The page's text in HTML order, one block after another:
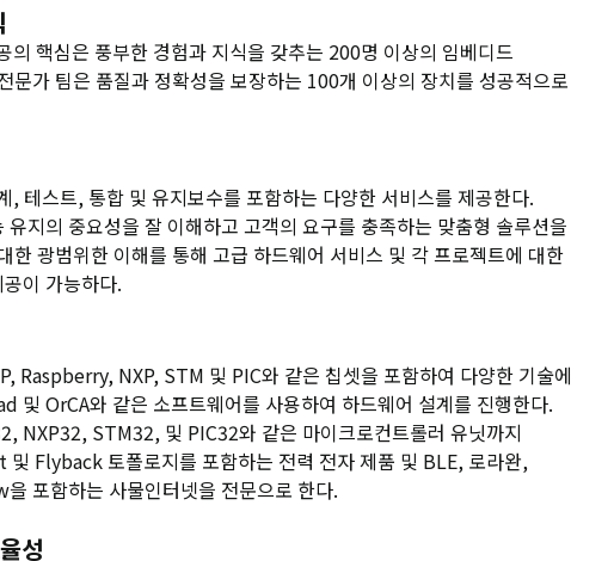
의 핵심은 풍부한 경험과 지식을 갖추는 200명 이상의 임베디드
문가 팀은 품질과 정확성을 보장하는 100개 이상의 장치를 성공적으로
, 테스트, 통합 및 유지보수를 포함하는 다양한 서비스를 제공한다.
유지의 중요성을 잘 이해하고 고객의 요구를 충족하는 맞춤형 솔루션을
한 광범위한 이해를 통해 고급 하드웨어 서비스 및 각 프로젝트에 대한
이 가능하다.
Raspberry, NXP, STM 및 PIC와 같은 칩셋을 포함하여 다양한 기술에
및 OrCA와 같은 소프트웨어를 사용하여 하드웨어 설계를 진행한다.
NXP32, STM32, 및 PIC32와 같은 마이크로컨트롤러 유닛까지
Flyback 토폴로지를 포함하는 전력 전자 제품 및 BLE, 로라완,
포함하는 사물인터넷을 전문으로 한다.
성